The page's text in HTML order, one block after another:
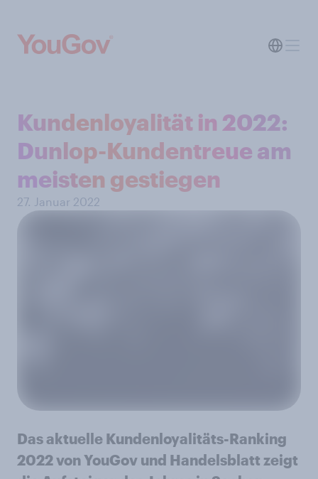
Kundenloyalität in 2022:
Dunlop-Kundentreue am
meisten gestiegen
27. Januar 2022
Das aktuelle Kundenloyalitäts-Ranking
2022 von YouGov und Handelsblatt zeigt